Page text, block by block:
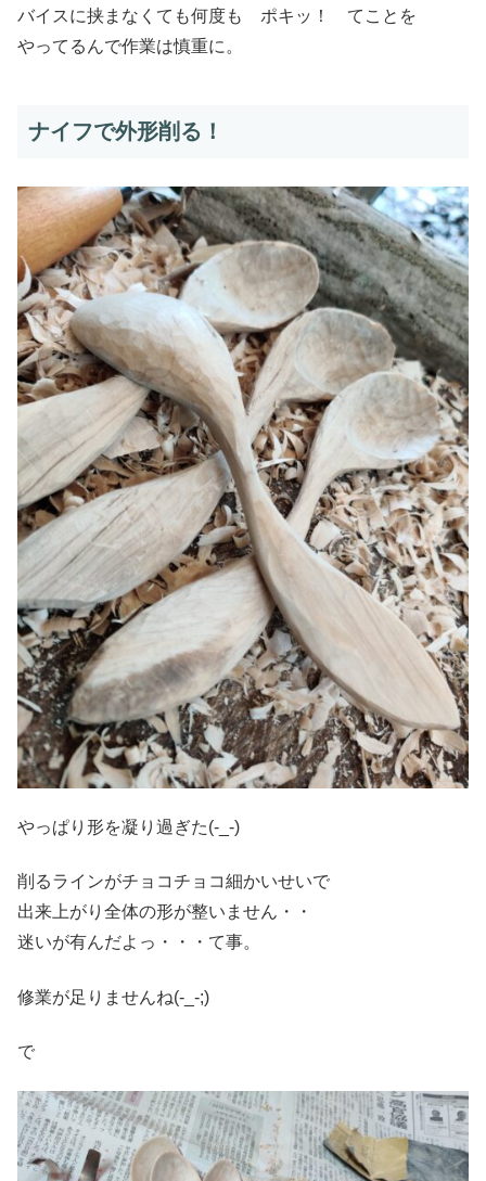
バイスに挟まなくても何度も ポキッ！ てことを
やってるんで作業は慎重に。
ナイフで外形削る！
やっぱり形を凝り過ぎた(-_-)
削るラインがチョコチョコ細かいせいで
出来上がり全体の形が整いません・・
迷いが有んだよっ・・・て事。
修業が足りませんね(-_-;)
で